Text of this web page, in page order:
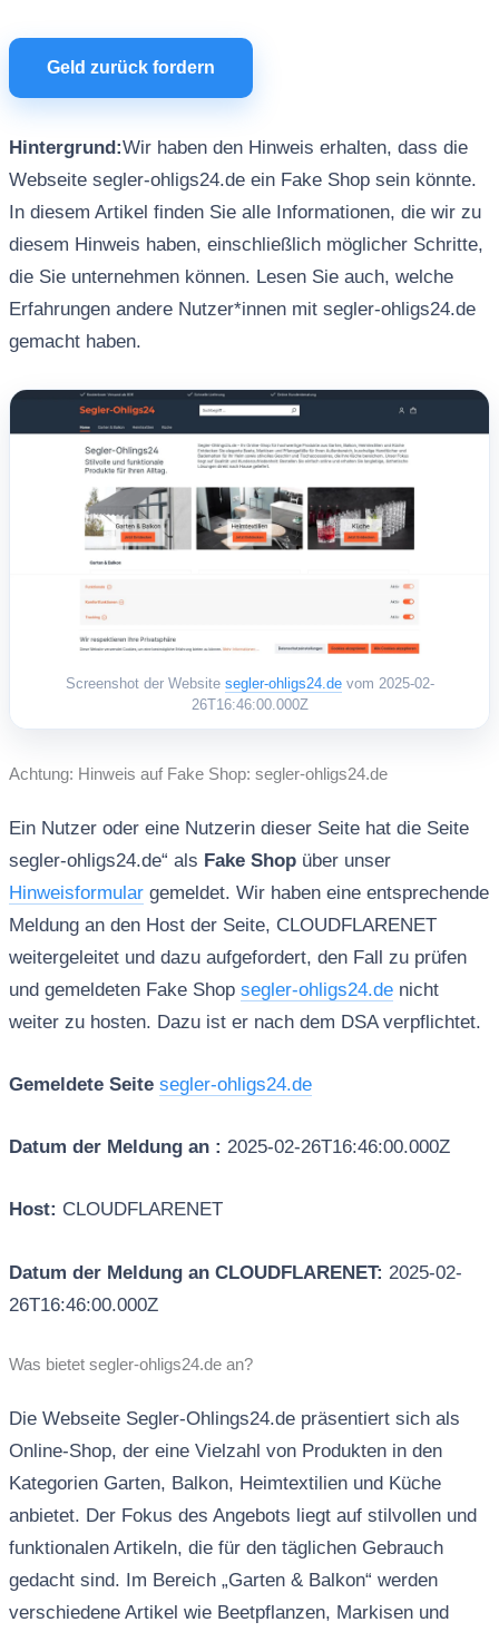
Geld zurück fordern
Hintergrund:Wir haben den Hinweis erhalten, dass die
Webseite segler-ohligs24.de ein Fake Shop sein könnte.
In diesem Artikel finden Sie alle Informationen, die wir zu
diesem Hinweis haben, einschließlich möglicher Schritte,
die Sie unternehmen können. Lesen Sie auch, welche
Erfahrungen andere Nutzer*innen mit segler-ohligs24.de
gemacht haben.
Screenshot der Website segler-ohligs24.devom 2025-02-
26T16:46:00.000Z
Achtung: Hinweis auf Fake Shop: segler-ohligs24.de
Ein Nutzer oder eine Nutzerin dieser Seite hat die Seite
segler-ohligs24.de“ als Fake Shopüber unser
Hinweisformulargemeldet. Wir haben eine entsprechende
Meldung an den Host der Seite, CLOUDFLARENET
weitergeleitet und dazu aufgefordert, den Fall zu prüfen
und gemeldeten Fake Shop segler-ohligs24.denicht
weiter zu hosten. Dazu ist er nach dem DSA verpflichtet.
Gemeldete Seite segler-ohligs24.de
Datum der Meldung an : 2025-02-26T16:46:00.000Z
Host: CLOUDFLARENET
Datum der Meldung an CLOUDFLARENET: 2025-02-
26T16:46:00.000Z
Was bietet segler-ohligs24.de an?
Die Webseite Segler-Ohlings24.de präsentiert sich als
Online-Shop, der eine Vielzahl von Produkten in den
Kategorien Garten, Balkon, Heimtextilien und Küche
anbietet. Der Fokus des Angebots liegt auf stilvollen und
funktionalen Artikeln, die für den täglichen Gebrauch
gedacht sind. Im Bereich „Garten & Balkon“ werden
verschiedene Artikel wie Beetpflanzen, Markisen und